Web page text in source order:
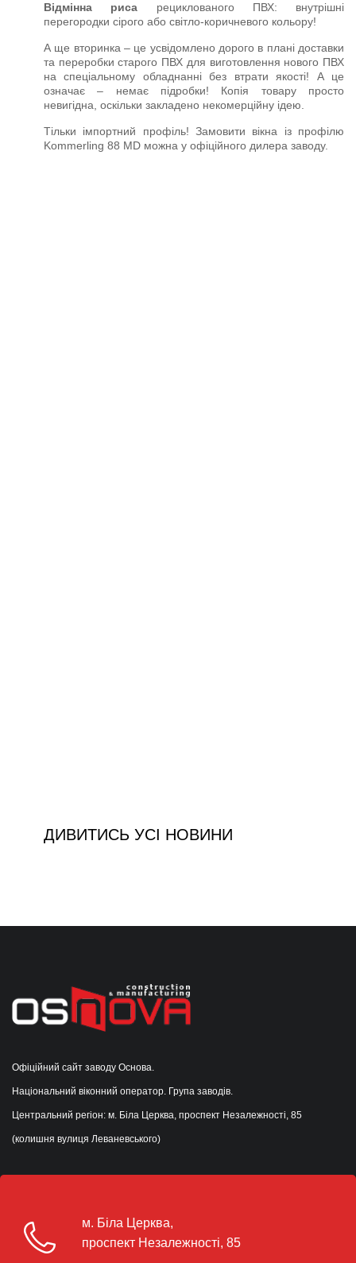
Відмінна риса рециклованого ПВХ: внутрішні
перегородки сірого або світло-коричневого кольору!
А ще вторинка – це усвідомлено дорого в плані доставки
та переробки старого ПВХ для виготовлення нового ПВХ
на спеціальному обладнанні без втрати якості! А це
означає – немає підробки! Копія товару просто
невигідна, оскільки закладено некомерційну ідею.
Тільки імпортний профіль! Замовити вікна із профілю
Kommerling 88 MD можна у офіційного дилера заводу.
ДИВИТИСЬ УСІ НОВИНИ
Офіційний сайт заводу Основа.
Національний віконний оператор. Група заводів.
Центральний регіон: м. Біла Церква, проспект Незалежності, 85
(колишня вулиця Леваневського)
м. Біла Церква,
проспект Незалежності, 85